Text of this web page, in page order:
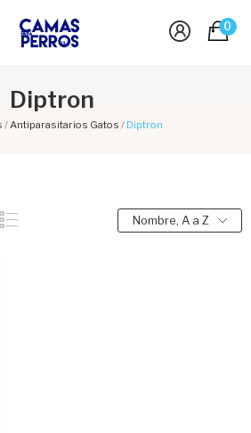
0
Diptron
Antiparasitarios Gatos Diptron
Nombre, A a Z